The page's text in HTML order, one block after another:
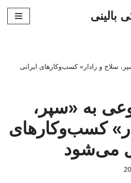
بالینی
سلاح و رادار» کسب‌وکارهای ایرانی
به «سپر،
کسب‌وکارهای
می‌شود